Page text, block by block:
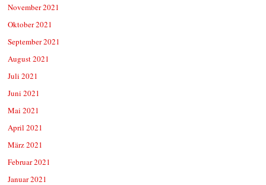
November 2021
Oktober 2021
September 2021
August 2021
Juli 2021
Juni 2021
Mai 2021
April 2021
März 2021
Februar 2021
Januar 2021